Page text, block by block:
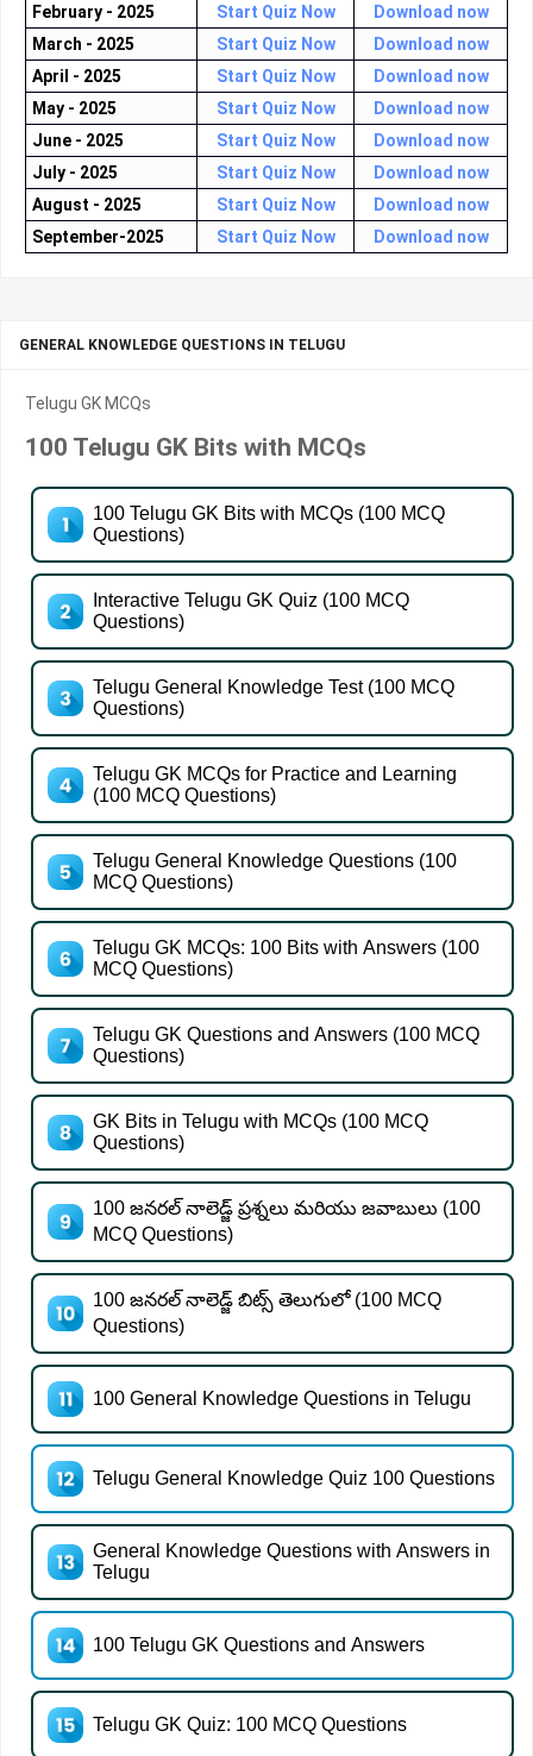
February - 2025
Start Quiz Now
Download now
March - 2025
Start Quiz Now
Download now
April - 2025
Start Quiz Now
Download now
May - 2025
Start Quiz Now
Download now
June - 2025
Start Quiz Now
Download now
July - 2025
Start Quiz Now
Download now
August - 2025
Start Quiz Now
Download now
September-2025
Start Quiz Now Download now
GENERAL KNOWLEDGE QUESTIONS IN TELUGU
Telugu GK MCQs
100 Telugu GK Bits with MCQs
100 Telugu GK Bits with MCQs (100 MCQ
Questions)
Interactive Telugu GK Quiz (100 MCQ
Questions)
Telugu General Knowledge Test (100 MCQ
Questions)
Telugu GK MCQs for Practice and Learning
(100 MCQ Questions)
Telugu General Knowledge Questions (100
MCQ Questions)
Telugu GK MCQs: 100 Bits with Answers (100
MCQ Questions)
Telugu GK Questions and Answers (100 MCQ
Questions)
GK Bits in Telugu with MCQs (100 MCQ
Questions)
100 జనరల్ నాలెడ్జ్ ప్రశ్నలు మరియు జవాబులు (100
MCQ Questions)
100 జనరల్ నాలెడ్జ్ బిట్స్ తెలుగులో (100 MCQ
Questions)
100 General Knowledge Questions in Telugu
Telugu General Knowledge Quiz 100 Questions
General Knowledge Questions with Answers in
Telugu
100 Telugu GK Questions and Answers
Telugu GK Quiz: 100 MCQ Questions